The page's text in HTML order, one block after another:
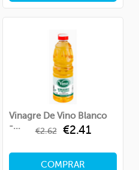
Vinagre De Vino Blanco
-...
Regular
€2.62 Price
€2.41
COMPRAR